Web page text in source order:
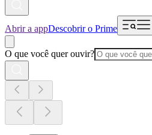
Abrir a appDescobrir o Prime
O que você quer ouvir?